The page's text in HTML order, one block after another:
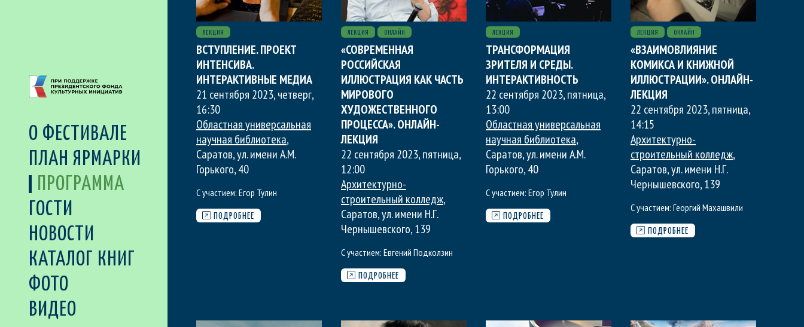
О ФЕСТИВАЛЕ
ПЛАН ЯРМАРКИ
ПРОГРАММА
ГОСТИ
НОВОСТИ
КАТАЛОГ КНИГ
ФОТО
ВИДЕО
ЛЕКЦИЯ
ВСТУПЛЕНИЕ. ПРОЕКТ
ИНТЕНСИВА.
ИНТЕРАКТИВНЫЕ МЕДИА
21 сентября 2023, четверг,
16:30
Областная универсальная
научная библиотека,
Саратов, ул. имени А.М.
Горького, 40
С участием: Егор Тулин
ПОДРОБНЕЕ
ЛЕКЦИЯ ОНЛАЙН
«СОВРЕМЕННАЯ
РОССИЙСКАЯ
ИЛЛЮСТРАЦИЯ КАК ЧАСТЬ
МИРОВОГО
ХУДОЖЕСТВЕННОГО
ПРОЦЕССА». ОНЛАЙН-
ЛЕКЦИЯ
22 сентября 2023, пятница,
12:00
Архитектурно-
строительный колледж,
Саратов, ул. имени Н.Г.
Чернышевского, 139
С участием: Евгений Подколзин
ПОДРОБНЕЕ
ЛЕКЦИЯ
ТРАНСФОРМАЦИЯ
ЗРИТЕЛЯ И СРЕДЫ.
ИНТЕРАКТИВНОСТЬ
22 сентября 2023, пятница,
13:00
Областная универсальная
научная библиотека,
Саратов, ул. имени А.М.
Горького, 40
С участием: Егор Тулин
ПОДРОБНЕЕ
ЛЕКЦИЯ ОНЛАЙН
«ВЗАИМОВЛИЯНИЕ
КОМИКСА И КНИЖНОЙ
ИЛЛЮСТРАЦИИ». ОНЛАЙН-
ЛЕКЦИЯ
22 сентября 2023, пятница,
14:15
Архитектурно-
строительный колледж,
Саратов, ул. имени Н.Г.
Чернышевского, 139
С участием: Георгий Махашвили
ПОДРОБНЕЕ